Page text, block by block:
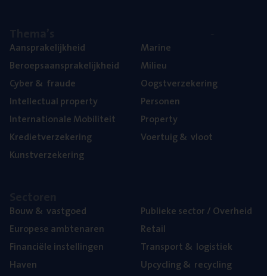
Aan­spra­ke­lijk­heid
Beroeps­aan­spra­ke­lijk­heid
Cyber& fraude
Intel­lec­tu­al property
Inter­na­ti­o­na­le Mobiliteit
Kre­diet­ver­ze­ke­ring
Kunst­ver­ze­ke­ring
Mari­ne
Mili­eu
Oogst­ver­ze­ke­ring
Per­so­nen
Pro­per­ty
Voer­tuig& vloot
Bouw& vastgoed
Euro­pe­se ambtenaren
Finan­ci­ë­le instellingen
Haven
Publie­ke sec­tor / Overheid
Retail
Trans­port& logistiek
Upcy­cling& recycling